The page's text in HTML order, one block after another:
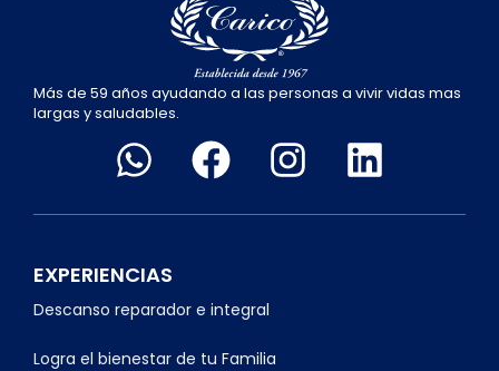
Más de 59 años ayudando a las personas a vivir vidas mas
largas y saludables.
EXPERIENCIAS
Descanso reparador e integral
Logra el bienestar de tu Familia